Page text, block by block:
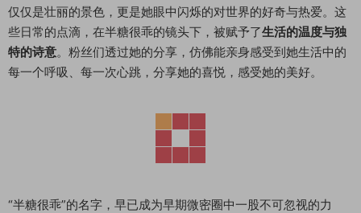
仅仅是壮丽的景色，更是她眼中闪烁的对世界的好奇与热爱。这
些日常的点滴，在半糖很乖的镜头下，被赋予了生活的温度与独
特的诗意。粉丝们透过她的分享，仿佛能亲身感受到她生活中的
每一个呼吸、每一次心跳，分享她的喜悦，感受她的美好。
“半糖很乖”的名字，早已成为早期微密圈中一股不可忽视的力